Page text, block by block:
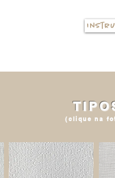
(clique na